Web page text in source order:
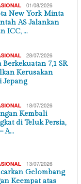
01/08/2026
New York Minta
AS Jalankan
ICC, …
28/07/2026
Berkekuatan 7,1 SR
Kerusakan
Jepang
18/07/2026
Kembali
di Teluk Persia,
A…
13/07/2026
Gelombang
Keempat atas